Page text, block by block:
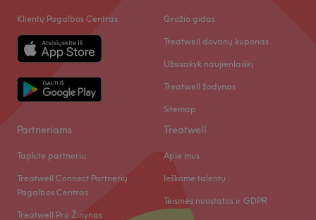
Klientų Pagalbos Centras Grožio gidas
Treatwell dovanų kuponas
Užsisakyk naujienlaiškį
Treatwell žodynas
Sitemap
Partneriams
Tapkite partneriu
Treatwell Connect Partnerių
Pagalbos Centras
Treatwell Pro Žinynas
Treatwell
Apie mus
Ieškome talentų
Teisinės nuostatos ir GDPR